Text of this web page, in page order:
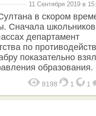
11 Сентября 2019 в
в скором
Сначала школьников
департамент
по
показательно
образования.
8198 1 1